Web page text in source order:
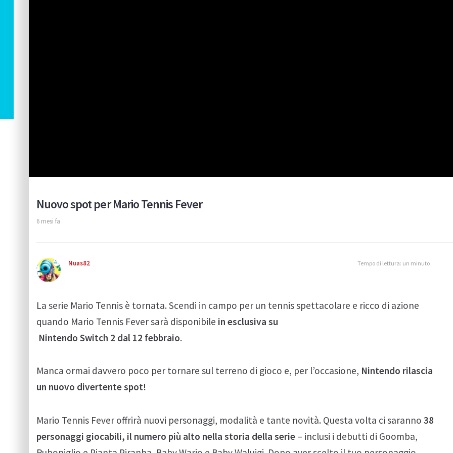
Nuovo spot per Mario Tennis Fever
6 mesi fa
Nuas82 Tempo di lettura: un minuto
La serie Mario Tennis è tornata. Scendi in campo per un tennis spettacolare e ricco di azione
quando Mario Tennis Fever sarà disponibile in esclusiva su
Nintendo Switch 2 dal 12 febbraio.
Manca ormai davvero poco per tornare sul terreno di gioco e, per l’occasione, Nintendo rilascia
un nuovo divertente spot!
Mario Tennis Fever offrirà nuovi personaggi, modalità e tante novità. Questa volta ci saranno 38
personaggi giocabili, il numero più alto nella storia della serie – inclusi i debutti di Goomba,